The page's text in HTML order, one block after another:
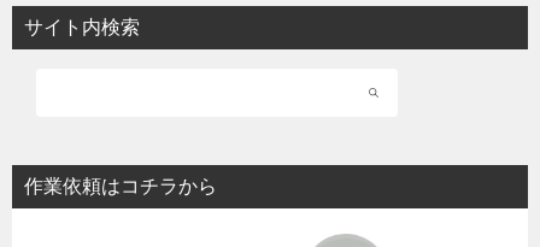
サイト内検索
作業依頼はコチラから